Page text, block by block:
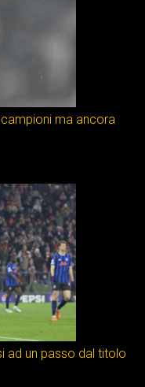
ma ancora
ad un passo dal titolo